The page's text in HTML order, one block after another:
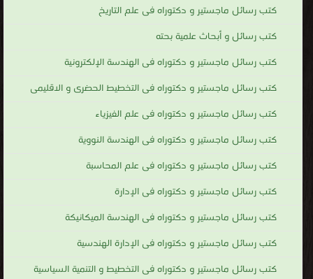
كتب رسائل ماجستير و دكتوراه فى علم التاريخ
كتب رسائل و أبحاث علمية بحته
كتب رسائل ماجستير و دكتوراه فى الهندسة الإلكترونية
كتب رسائل ماجستير و دكتوراه فى التخطيط الحضرى و الاقليمى
كتب رسائل ماجستير و دكتوراه فى علم الفيزياء
كتب رسائل ماجستير و دكتوراه فى الهندسة النووية
كتب رسائل ماجستير و دكتوراه فى علم المحاسبة
كتب رسائل ماجستير و دكتوراه فى الإدارة
كتب رسائل ماجستير و دكتوراه فى الهندسة الميكانيكة
كتب رسائل ماجستير و دكتوراه فى الإدارة الهندسية
كتب رسائل ماجستير و دكتوراه فى التخطيط و التنمية السياسية